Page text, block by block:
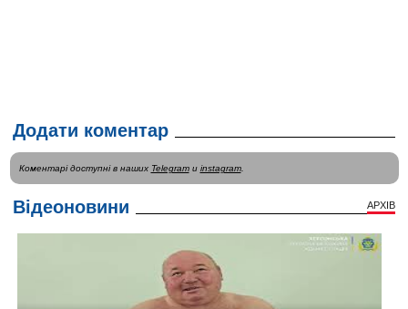
Додати коментар
Коментарі доступні в наших Telegramи instagram.
Відеоновини АРХІВ